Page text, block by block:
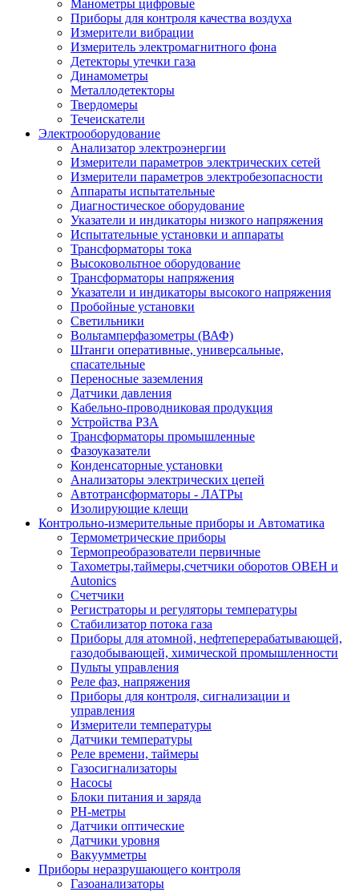
Манометры цифровые
Приборы для контроля качества воздуха
Измерители вибрации
Измеритель электромагнитного фона
Детекторы утечки газа
Динамометры
Металлодетекторы
Твердомеры
Течеискатели
Электрооборудование
Анализатор электроэнергии
Измерители параметров электрических сетей
Измерители параметров электробезопасности
Аппараты испытательные
Диагностическое оборудование
Указатели и индикаторы низкого напряжения
Испытательные установки и аппараты
Трансформаторы тока
Высоковольтное оборудование
Трансформаторы напряжения
Указатели и индикаторы высокого напряжения
Пробойные установки
Светильники
Вольтамперфазометры (ВАФ)
Штанги оперативные, универсальные,
спасательные
Переносные заземления
Датчики давления
Кабельно-проводниковая продукция
Устройства РЗА
Трансформаторы промышленные
Фазоуказатели
Конденсаторные установки
Анализаторы электрических цепей
Автотрансформаторы - ЛАТРы
Изолирующие клещи
Контрольно-измерительные приборы и Автоматика
Термометрические приборы
Термопреобразователи первичные
Тахометры,таймеры,счетчики оборотов ОВЕН и
Autonics
Счетчики
Регистраторы и регуляторы температуры
Стабилизатор потока газа
Приборы для атомной, нефтеперерабатывающей,
газодобывающей, химической промышленности
Пульты управления
Реле фаз, напряжения
Приборы для контроля, сигнализации и
управления
Измерители температуры
Датчики температуры
Реле времени, таймеры
Газосигнализаторы
Насосы
Блоки питания и заряда
PH-метры
Датчики оптические
Датчики уровня
Вакуумметры
Приборы неразрушающего контроля
Газоанализаторы